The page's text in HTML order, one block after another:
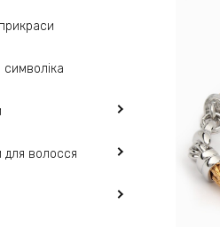
символіка
для волосся